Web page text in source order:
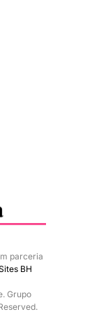
parceria
BH
Grupo